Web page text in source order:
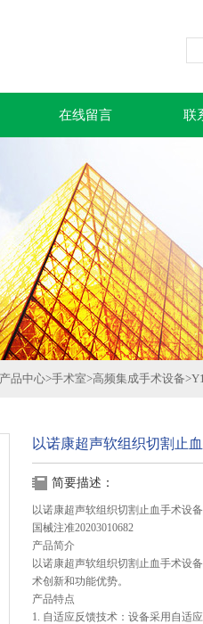
在线留言 联
产品中心>手术室>高频集成手术设备>
以诺康超声软组织切割止
简要描述：
以诺康超声软组织切割止血手术设
国械注准20203010682
产品简介
以诺康超声软组织切割止血手术设
术创新和功能优势。
产品特点
1. 自适应反馈技术：设备采用自适